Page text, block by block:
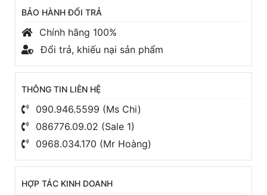
BẢO HÀNH ĐỔI TRẢ
Chính hãng 100%
Đổi trả, khiếu nại sản phẩm
THÔNG TIN LIÊN HỆ
090.946.5599 (Ms Chi)
086776.09.02 (Sale 1)
0968.034.170 (Mr Hoàng)
HỢP TÁC KINH DOANH